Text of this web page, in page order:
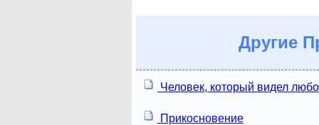
Другие
Человек, который видел
Прикосновение